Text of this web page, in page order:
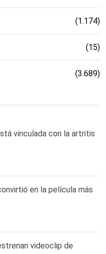
(1.174)
(15)
(3.689)
vinculada con la artritis
en la película más
videoclip de